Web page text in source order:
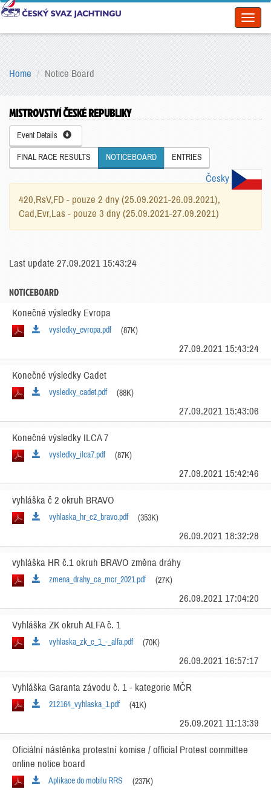
Home Notice Board
MISTROVSTVÍ ČESKÉ REPUBLIKY
Event Details
FINAL RACE RESULTS NOTICEBOARD ENTRIES
Česky
420,RsV,FD - pouze 2 dny (25.09.2021-26.09.2021),
Cad,Evr,Las - pouze 3 dny (25.09.2021-27.09.2021)
Last update 27.09.2021 15:43:24
NOTICEBOARD
Konečné výsledky Evropa
vysledky_evropa.pdf (87K)
27.09.2021 15:43:24
Konečné výsledky Cadet
vysledky_cadet.pdf (88K)
27.09.2021 15:43:06
Konečné výsledky ILCA 7
vysledky_ilca7.pdf (87K)
27.09.2021 15:42:46
vyhláška č 2 okruh BRAVO
vyhlaska_hr_c2_bravo.pdf (353K)
26.09.2021 18:32:28
vyhláška HR č.1 okruh BRAVO změna dráhy
zmena_drahy_ca_mcr_2021.pdf (27K)
26.09.2021 17:04:20
Vyhláška ZK okruh ALFA č. 1
vyhlaska_zk_c_1_-_alfa.pdf (70K)
26.09.2021 16:57:17
Vyhláška Garanta závodu č. 1 - kategorie MČR
212164_vyhlaska_1.pdf (41K)
25.09.2021 11:13:39
Oficiální nástěnka protestní komise / official Protest committee
online notice board
Aplikace do mobilu RRS (237K)